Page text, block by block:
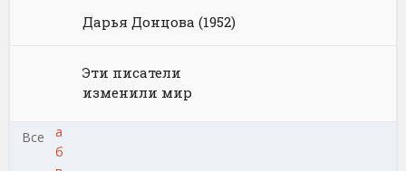
Дарья Донцова (1952)
Эти писатели
изменили мир
Все
а
б